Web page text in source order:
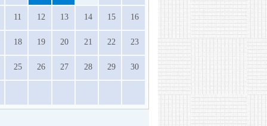
11 12 13 14 15 16
18 19 20 21 22 23
25 26 27 28 29 30